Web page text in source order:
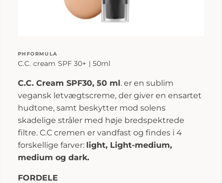
PHFORMULA
C.C. cream SPF 30+ | 50ml
C.C. Cream SPF30, 50 ml. er en sublim
vegansk letvægtscreme, der giver en ensartet
hudtone, samt beskytter mod solens
skadelige stråler med høje bredspektrede
filtre. C.C cremen er vandfast og findes i 4
forskellige farver: light, Light-medium,
medium og dark.
FORDELE